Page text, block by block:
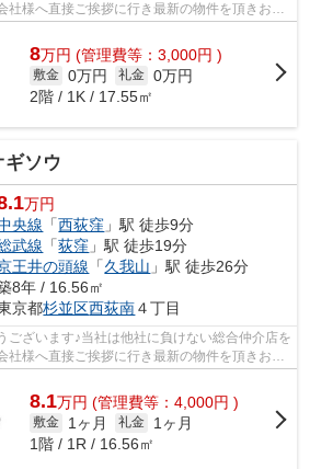
社様へ直接ご挨拶に行き最新の物件を頂きお客
の情報は...
8万円 (管理費等：3,000円 )
敷金 0万円 礼金 0万円
2階 / 1K / 17.55㎡
ギソウ
万円
央線 「西荻窪 」駅 徒歩9分
武線 「荻窪 」駅 徒歩19分
王井の頭線 「久我山 」駅 徒歩26分
8年 / 16.56㎡
京都杉並区西荻南４丁目
ございます♪当社は他社に負けない総合仲介店を
社様へ直接ご挨拶に行き最新の物件を頂きお客
8.1万円 (管理費等：4,000円 )
敷金 1ヶ月 礼金
1ヶ月
1階 / 1R / 16.56㎡